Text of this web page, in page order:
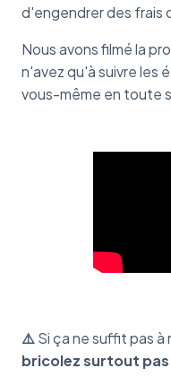
d'engendrer des frais
Nous avons filmé la
n'avez qu'à suivre les
vous-même en toute
⚠️ Si ça ne suffit pas
bricolez surtout